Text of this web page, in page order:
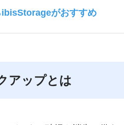
がおすすめ
アップとは